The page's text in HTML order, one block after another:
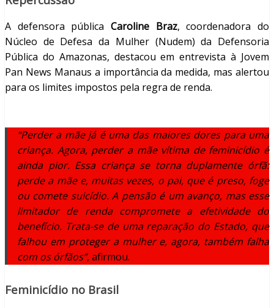
A defensora pública Caroline Braz, coordenadora do
Núcleo de Defesa da Mulher (Nudem) da Defensoria
Pública do Amazonas, destacou em entrevista à Jovem
Pan News Manaus a importância da medida, mas alertou
para os limites impostos pela regra de renda.
“Perder a mãe já é uma das maiores dores para uma
criança. Agora, perder a mãe vítima de feminicídio é
ainda pior. Essa criança se torna duplamente órfã:
perde a mãe e, muitas vezes, o pai, que é preso, foge
ou comete suicídio. A pensão é um avanço, mas esse
limitador de renda compromete a efetividade do
benefício. Trata-se de uma reparação do Estado, que
falhou em proteger a mulher e, agora, também falha
com os órfãos”, afirmou.
Feminicídio no Brasil